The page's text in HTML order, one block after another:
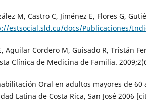
M, Castro C, Jiménez E, Flores G,
estsocial.sld.cu/docs/Publicaciones/
Aguilar Cordero M, Guisado R, Tristán
Clínica de Medicina de Familia.
Oral en adultos mayores de
Latina de Costa Rica, San José 2006